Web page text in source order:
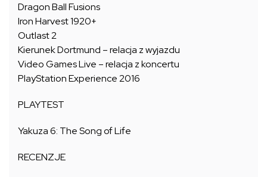
Dragon Ball Fusions
Iron Harvest 1920+
Outlast 2
Kierunek Dortmund – relacja z wyjazdu
Video Games Live – relacja z koncertu
PlayStation Experience 2016
PLAYTEST
Yakuza 6: The Song of Life
RECENZJE